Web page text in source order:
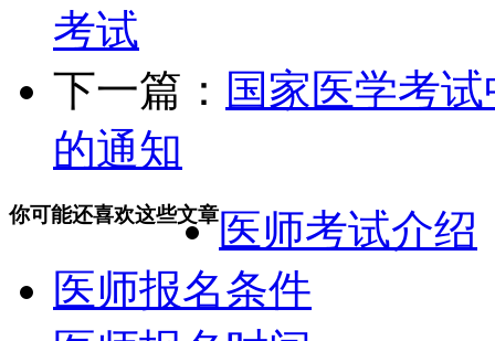
考试
下一篇： 国家医学考
的通知
你可能还喜欢这些文章 医师考试介绍
医师报名条件